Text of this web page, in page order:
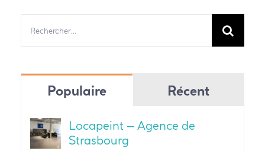
Populaire Récent
Locapeint – Agence de
Strasbourg